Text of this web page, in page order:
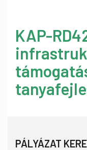
KAP-
PÁLYÁZAT